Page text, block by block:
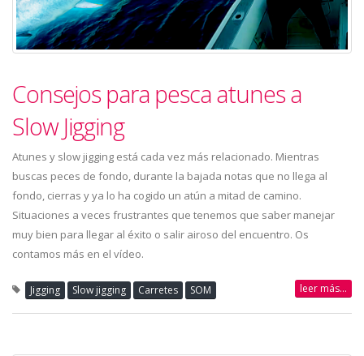
Consejos para pesca atunes a
Slow Jigging
Atunes y slow jigging está cada vez más relacionado. Mientras
buscas peces de fondo, durante la bajada notas que no llega al
fondo, cierras y ya lo ha cogido un atún a mitad de camino.
Situaciones a veces frustrantes que tenemos que saber manejar
muy bien para llegar al éxito o salir airoso del encuentro. Os
contamos más en el vídeo.
Jigging Slow jigging Carretes SOM leer más...